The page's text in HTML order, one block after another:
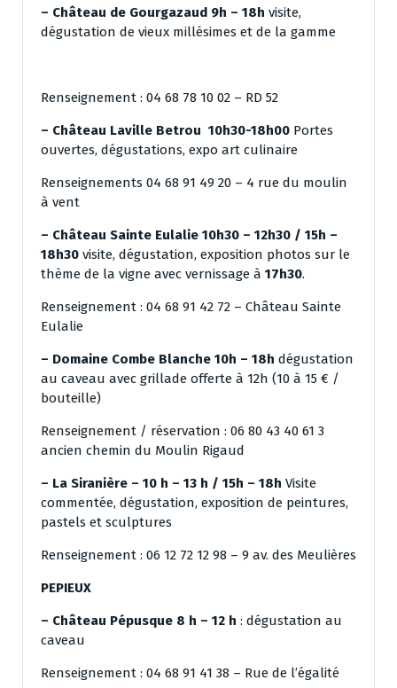
– Château de Gourgazaud 9h – 18h visite,
dégustation de vieux millésimes et de la gamme
Renseignement : 04 68 78 10 02 – RD 52
– Château Laville Betrou 10h30-18h00 Portes
ouvertes, dégustations, expo art culinaire
Renseignements 04 68 91 49 20 – 4 rue du moulin
à vent
– Château Sainte Eulalie 10h30 – 12h30 / 15h –
18h30 visite, dégustation, exposition photos sur le
thème de la vigne avec vernissage à 17h30.
Renseignement : 04 68 91 42 72 – Château Sainte
Eulalie
– Domaine Combe Blanche 10h – 18h dégustation
au caveau avec grillade offerte à 12h (10 à 15 € /
bouteille)
Renseignement / réservation : 06 80 43 40 61 3
ancien chemin du Moulin Rigaud
– La Siranière – 10 h – 13 h / 15h – 18h Visite
commentée, dégustation, exposition de peintures,
pastels et sculptures
Renseignement : 06 12 72 12 98 – 9 av. des Meulières
PEPIEUX
– Château Pépusque 8 h – 12 h : dégustation au
caveau
Renseignement : 04 68 91 41 38 – Rue de l’égalité